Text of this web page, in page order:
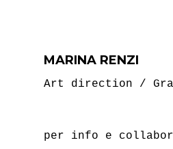
MARINA RENZI
Art direction /
per info e